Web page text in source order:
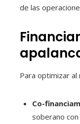
de las
Para optimizar al
Co-
soberano